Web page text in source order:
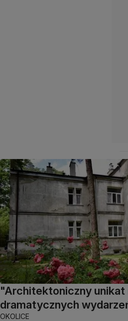
"Architektoniczny
dramatycznych
OKOLICE